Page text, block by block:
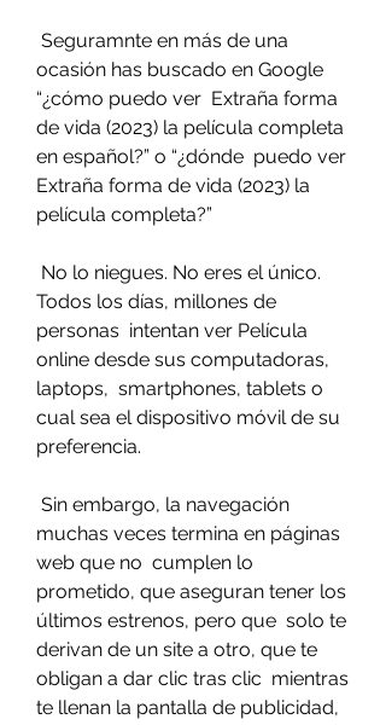
ocasión has buscado en Google
“¿cómo puedo ver  Extraña forma
de vida (2023) la película completa
en español?” o “¿dónde  puedo ver
Extraña forma de vida (2023) la
película completa?”
Todos los días, millones de
personas  intentan ver Película
online desde sus computadoras,
laptops,  smartphones, tablets o
cual sea el dispositivo móvil de su
preferencia.
muchas veces termina en páginas
web que no  cumplen lo
prometido, que aseguran tener los
últimos estrenos, pero que  solo te
derivan de un site a otro, que te
obligan a dar clic tras clic  mientras
te llenan la pantalla de publicidad,